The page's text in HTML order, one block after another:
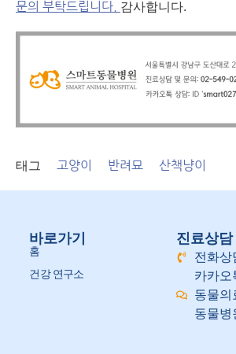
문의 부탁드립니다. 감사합니다.
태그 고양이 반려묘 산책냥이
바로가기
홈
건강 연구소
진료상
전화상
카카오
동물의
동물병